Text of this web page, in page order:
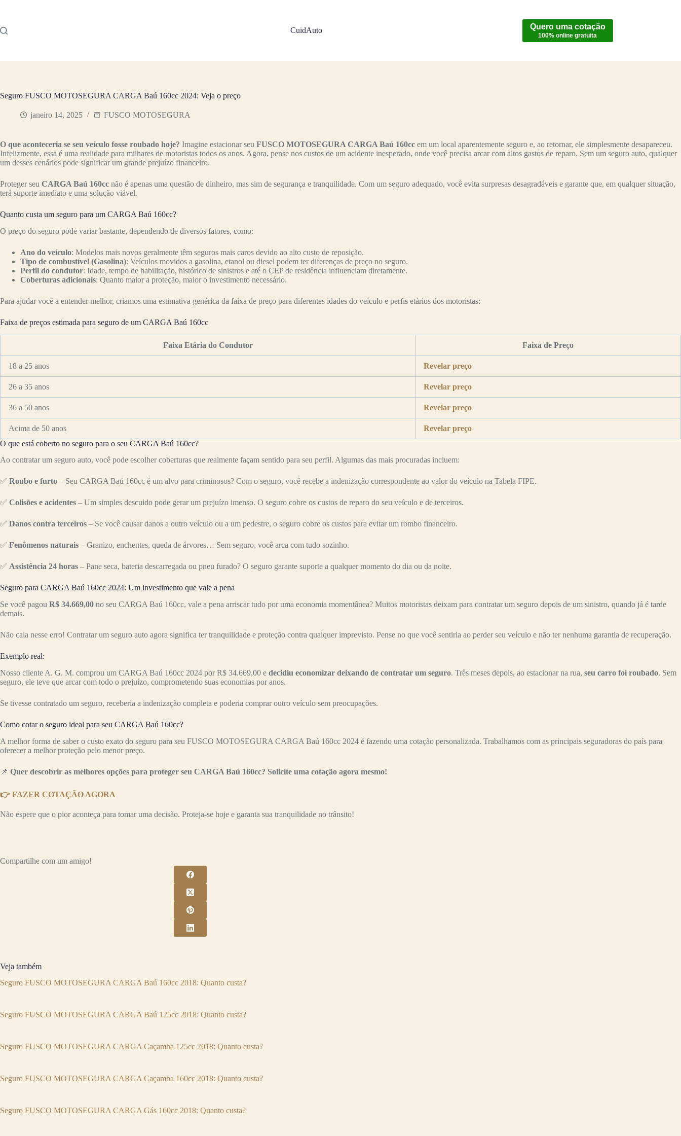
conteúdo
CuidAuto Quero uma cotação
100% online gratuita
Seguro FUSCO MOTOSEGURA CARGA Baú 160cc 2024: Veja o preço
janeiro 14, 2025 FUSCO MOTOSEGURA
O que aconteceria se seu veículo fosse roubado hoje? Imagine estacionar seu FUSCO MOTOSEGURA CARGA Baú 160cc em um local aparentemente seguro e, ao retornar, ele simplesmente desapareceu.
Infelizmente, essa é uma realidade para milhares de motoristas todos os anos. Agora, pense nos custos de um acidente inesperado, onde você precisa arcar com altos gastos de reparo. Sem um seguro auto, qualquer
um desses cenários pode significar um grande prejuízo financeiro.
Proteger seu CARGA Baú 160cc não é apenas uma questão de dinheiro, mas sim de segurança e tranquilidade. Com um seguro adequado, você evita surpresas desagradáveis e garante que, em qualquer situação,
terá suporte imediato e uma solução viável.
Quanto custa um seguro para um CARGA Baú 160cc?
O preço do seguro pode variar bastante, dependendo de diversos fatores, como:
Ano do veículo: Modelos mais novos geralmente têm seguros mais caros devido ao alto custo de reposição.
Tipo de combustível (Gasolina): Veículos movidos a gasolina, etanol ou diesel podem ter diferenças de preço no seguro.
Perfil do condutor: Idade, tempo de habilitação, histórico de sinistros e até o CEP de residência influenciam diretamente.
Coberturas adicionais: Quanto maior a proteção, maior o investimento necessário.
Para ajudar você a entender melhor, criamos uma estimativa genérica da faixa de preço para diferentes idades do veículo e perfis etários dos motoristas:
Faixa de preços estimada para seguro de um CARGA Baú 160cc
Faixa Etária do Condutor Faixa de Preço
18 a 25 anos Revelar preço
26 a 35 anos Revelar preço
36 a 50 anos Revelar preço
Acima de 50 anos
Revelar preço
O que está coberto no seguro para o seu CARGA Baú 160cc?
Ao contratar um seguro auto, você pode escolher coberturas que realmente façam sentido para seu perfil. Algumas das mais procuradas incluem:
✅ Roubo e furto – Seu CARGA Baú 160cc é um alvo para criminosos? Com o seguro, você recebe a indenização correspondente ao valor do veículo na Tabela FIPE.
✅ Colisões e acidentes – Um simples descuido pode gerar um prejuízo imenso. O seguro cobre os custos de reparo do seu veículo e de terceiros.
✅ Danos contra terceiros – Se você causar danos a outro veículo ou a um pedestre, o seguro cobre os custos para evitar um rombo financeiro.
✅ Fenômenos naturais – Granizo, enchentes, queda de árvores… Sem seguro, você arca com tudo sozinho.
✅ Assistência 24 horas – Pane seca, bateria descarregada ou pneu furado? O seguro garante suporte a qualquer momento do dia ou da noite.
Seguro para CARGA Baú 160cc 2024: Um investimento que vale a pena
Se você pagou R$ 34.669,00 no seu CARGA Baú 160cc, vale a pena arriscar tudo por uma economia momentânea? Muitos motoristas deixam para contratar um seguro depois de um sinistro, quando já é tarde
demais.
Não caia nesse erro! Contratar um seguro auto agora significa ter tranquilidade e proteção contra qualquer imprevisto. Pense no que você sentiria ao perder seu veículo e não ter nenhuma garantia de recuperação.
Exemplo real:
Nosso cliente A. G. M. comprou um CARGA Baú 160cc 2024 por R$ 34.669,00 e decidiu economizar deixando de contratar um seguro. Três meses depois, ao estacionar na rua, seu carro foi roubado. Sem
seguro, ele teve que arcar com todo o prejuízo, comprometendo suas economias por anos.
Se tivesse contratado um seguro, receberia a indenização completa e poderia comprar outro veículo sem preocupações.
Como cotar o seguro ideal para seu CARGA Baú 160cc?
A melhor forma de saber o custo exato do seguro para seu FUSCO MOTOSEGURA CARGA Baú 160cc 2024 é fazendo uma cotação personalizada. Trabalhamos com as principais seguradoras do país para
oferecer a melhor proteção pelo menor preço.
📌 Quer descobrir as melhores opções para proteger seu CARGA Baú 160cc? Solicite uma cotação agora mesmo!
👉 FAZER COTAÇÃO AGORA
Não espere que o pior aconteça para tomar uma decisão. Proteja-se hoje e garanta sua tranquilidade no trânsito!
Compartilhe com um amigo!
Veja também
Seguro FUSCO MOTOSEGURA CARGA Baú 160cc 2018: Quanto custa?
Seguro FUSCO MOTOSEGURA CARGA Baú 125cc 2018: Quanto custa?
Seguro FUSCO MOTOSEGURA CARGA Caçamba 125cc 2018: Quanto custa?
Seguro FUSCO MOTOSEGURA CARGA Caçamba 160cc 2018: Quanto custa?
Seguro FUSCO MOTOSEGURA CARGA Gás 160cc 2018: Quanto custa?